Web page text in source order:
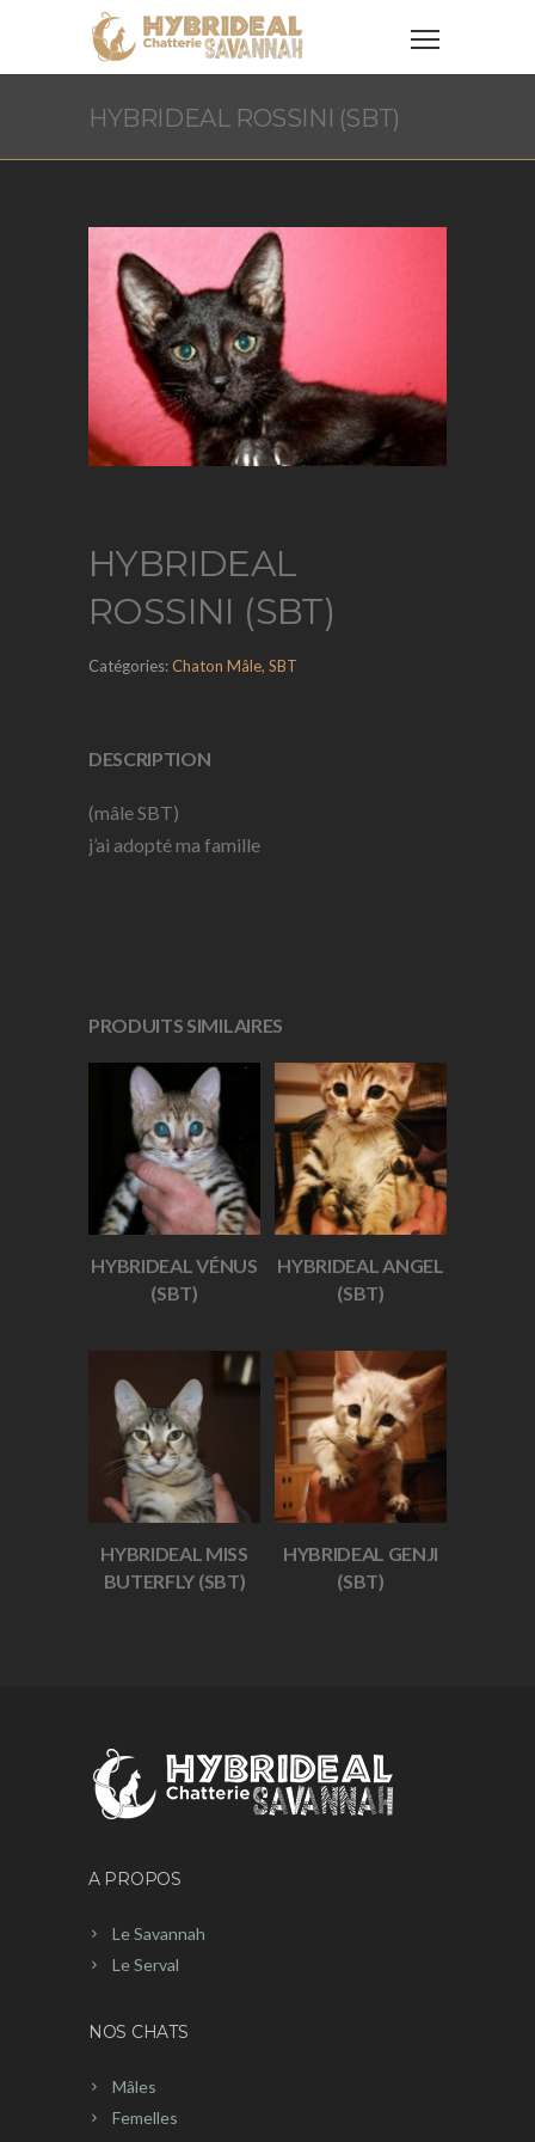
HYBRIDEAL ROSSINI (SBT)
HYBRIDEAL
ROSSINI (SBT)
Catégories:Chaton Mâle, SBT
DESCRIPTION
(mâle SBT)
j’ai adopté ma famille
PRODUITS SIMILAIRES
HYBRIDEAL VÉNUS
(SBT)
HYBRIDEAL ANGEL
(SBT)
HYBRIDEAL MISS
BUTERFLY (SBT)
HYBRIDEAL GENJI
(SBT)
A PROPOS
Le Savannah
Le Serval
NOS CHATS
Mâles
Femelles